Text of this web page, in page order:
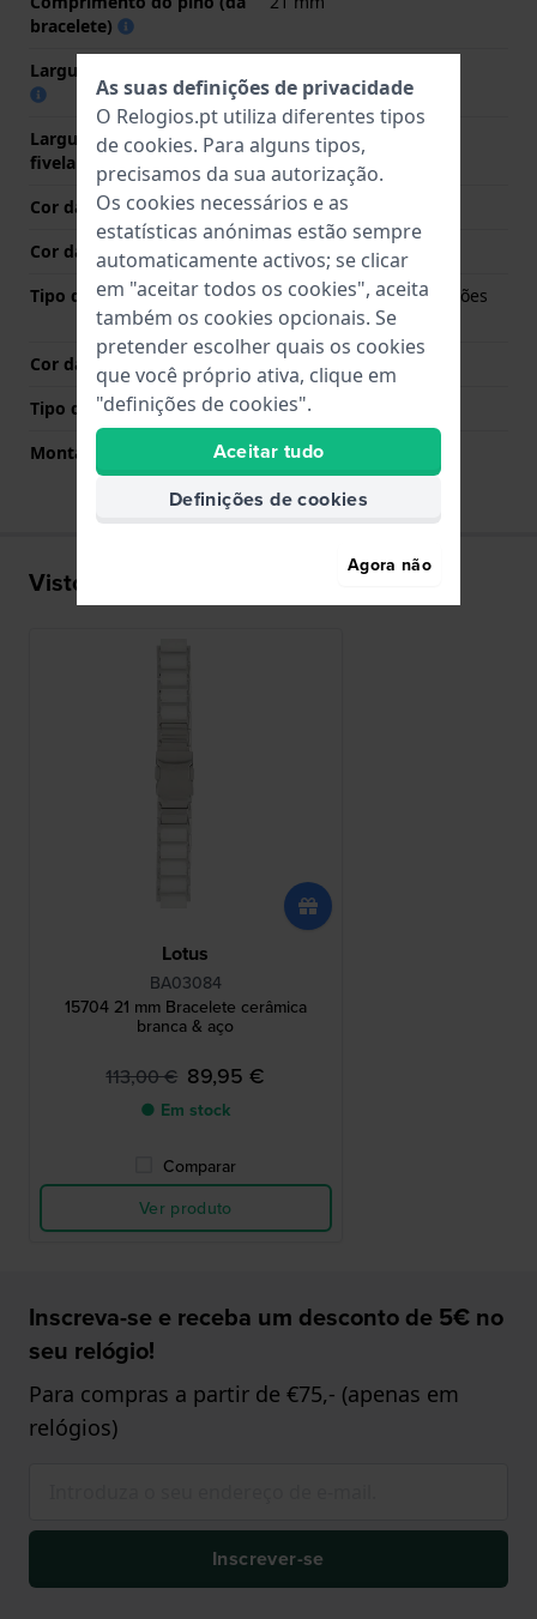
bracelete)
Largura das extremidades
Largura da bracelete na
fivela
21 mm
Cor da bracelete
Branco
Cor das costuras
N/A
Tipo de Fecho
Fivela dobrável com botões
de pressão
Cor da fivela
Prata
Tipo de montagem
Pinos de pressão
Montagem Reta
Não
Visto recentemente
Lotus
BA03084
15704 21 mm Bracelete cerâmica
branca & aço
113,00 € 89,95 €
● Em stock
Comparar
Ver produto
Inscreva-se e receba um desconto de 5€ no
seu relógio!
Para compras a partir de €75,- (apenas em
relógios)
Inscrever-se
As suas definições de privacidade
O Relogios.pt utiliza diferentes tipos
de cookies. Para alguns tipos,
precisamos da sua autorização.
Os cookies necessários e as
estatísticas anónimas estão sempre
automaticamente activos; se clicar
em "aceitar todos os cookies", aceita
também os cookies opcionais. Se
pretender escolher quais os cookies
que você próprio ativa, clique em
"definições de cookies".
Aceitar tudo
Definições de cookies
Agora não